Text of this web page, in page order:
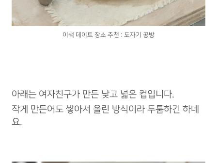
이색 데이트 장소 추천 : 도자기 공방
아래는 여자친구가 만든 낮고 넓은 컵입니다.
작게 만든어도 쌓아서 올린 방식이라 두툼하긴 하네
요.